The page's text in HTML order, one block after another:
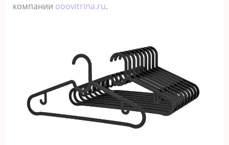
компании ooovitrina.ru.